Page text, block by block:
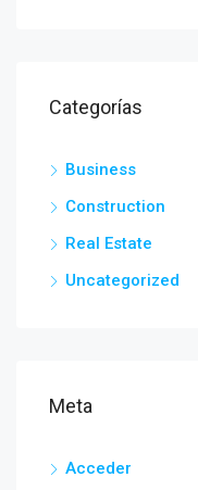
Categorías
Business
Construction
Real Estate
Uncategorized
Meta
Acceder